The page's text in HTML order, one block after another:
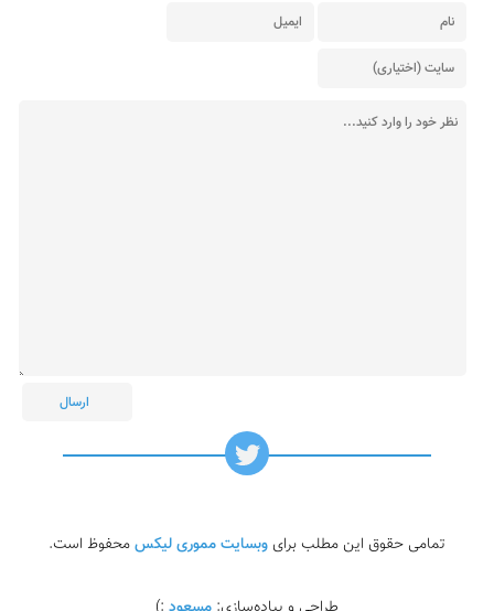
تمامی حقوق این مطلب برای وبسایت مموری لیکسمحفوظ است.